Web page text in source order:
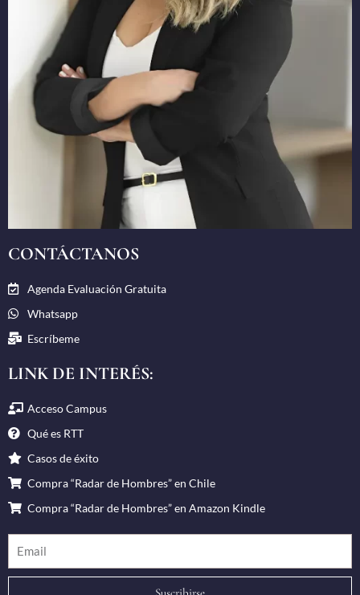
CONTÁCTANOS
Agenda Evaluación Gratuita
Whatsapp
Escríbeme
LINK DE INTERÉS:
Acceso Campus
Qué es RTT
Casos de éxito
Compra “Radar de Hombres” en Chile
Compra “Radar de Hombres” en Amazon Kindle